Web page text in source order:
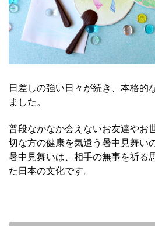
日差しの強い日々が続き、本格的
ました 。
普段なかなか会えないお友達やお
切な方の健康を気遣う暑中見舞い
暑中見舞いは、 相手の無事を祈る
た日本の文化です。